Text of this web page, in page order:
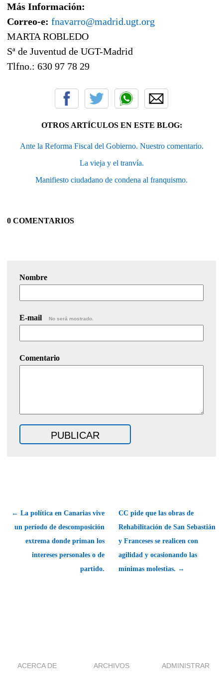
Más Información:
Correo-e: fnavarro@madrid.ugt.org
MARTA ROBLEDO
Sª de Juventud de UGT-Madrid
Tlfno.: 630 97 78 29
OTROS ARTÍCULOS EN ESTE BLOG:
Ante la Reforma Fiscal del Gobierno. Nuestro comentario.
La vieja y el tranvía.
Manifiesto ciudadano de condena al franquismo.
0 COMENTARIOS
Nombre
E-mail No será mostrado.
Comentario
← La política en Canarias vive
un período de descomposición
extrema donde priman los
intereses personales o de
partido.
CC pide que las obras de
Rehabilitación de San Sebastián
y Franceses se realicen con
agilidad y ocasionando las
mínimas molestias. →
ACERCA DE ARCHIVOS ADMINISTRAR